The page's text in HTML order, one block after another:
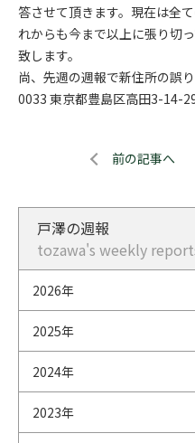
答させて頂きます。現在は全
れからも今まで以上に張り切
致します。
尚、先週の週報で新住所の誤
0033 東京都豊島区高田3-14-
前の記事へ
戸澤の週報
tozawa's weekly
2026年
2025年
2024年
2023年